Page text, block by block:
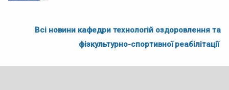
Всі новини кафедри технологій оздоровлення та
фізкультурно-спортивної реабілітації